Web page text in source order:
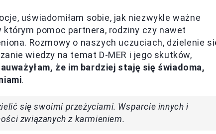
uświadomiłam sobie, jak niezwykle ważne
pomoc partnera, rodziny czy nawet
Rozmowy o naszych uczuciach, dzielenie
wiedzy na temat D-MER i jego skutków,
że im bardziej staję się świadoma,
.
się swoimi przeżyciami. Wsparcie innych i
związanych z karmieniem.